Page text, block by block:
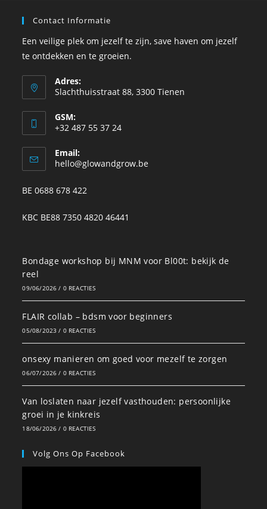
Contact Informatie
Een veilige plek om jezelf te zijn, save haven om jezelf
te ontdekken en te groeien.
Adres:
Slachthuisstraat 88, 3300 Tienen
GSM:
+32 487 55 37 24
Email:
hello@glowandgrow.be
BE 0688 678 422
KBC BE88 7350 4820 46441
Bondage workshop bij MNM voor Bl00t: bekijk de
reel
09/06/2026 / 0 REACTIES
FLAIR collab – bdsm voor beginners
05/08/2023 / 0 REACTIES
onsexy manieren om goed voor mezelf te zorgen
06/07/2026 / 0 REACTIES
Van loslaten naar jezelf vasthouden: persoonlijke
groei in je kinkreis
18/06/2026 / 0 REACTIES
Volg Ons Op Facebook